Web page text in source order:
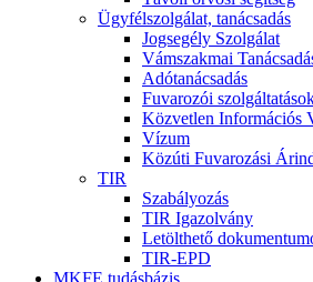
Ügyfélszolgálat, tanácsadás
Jogsegély Szolgálat
Vámszakmai
Adótanácsadás
Fuvarozói
Közvetlen Információs
Vízum
Közúti Fuvarozási
TIR
Szabályozás
TIR Igazolvány
Letölthető
TIR-EPD